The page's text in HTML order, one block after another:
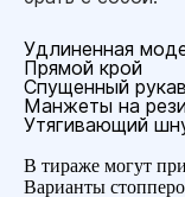
Удлиненная
Прямой крой
Спущенный рукав
Манжеты на
Утягивающий
В тираже могут
Варианты